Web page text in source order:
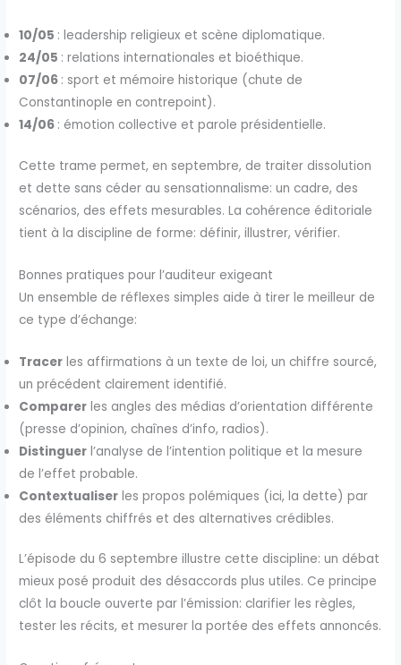
10/05 : leadership religieux et scène diplomatique.
24/05 : relations internationales et bioéthique.
07/06 : sport et mémoire historique (chute de
Constantinople en contrepoint).
14/06 : émotion collective et parole présidentielle.
Cette trame permet, en septembre, de traiter dissolution
et dette sans céder au sensationnalisme: un cadre, des
scénarios, des effets mesurables. La cohérence éditoriale
tient à la discipline de forme: définir, illustrer, vérifier.
Bonnes pratiques pour l’auditeur exigeant
Un ensemble de réflexes simples aide à tirer le meilleur de
ce type d’échange:
Tracer les affirmations à un texte de loi, un chiffre sourcé,
un précédent clairement identifié.
Comparer les angles des médias d’orientation différente
(presse d’opinion, chaînes d’info, radios).
Distinguer l’analyse de l’intention politique et la mesure
de l’effet probable.
Contextualiser les propos polémiques (ici, la dette) par
des éléments chiffrés et des alternatives crédibles.
L’épisode du 6 septembre illustre cette discipline: un débat
mieux posé produit des désaccords plus utiles. Ce principe
clôt la boucle ouverte par l’émission: clarifier les règles,
tester les récits, et mesurer la portée des effets annoncés.